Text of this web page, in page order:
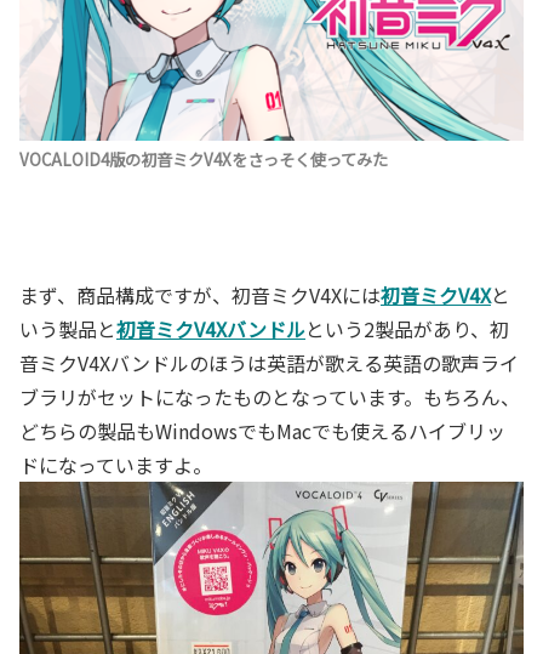
VOCALOID4版の初音ミクV4Xをさっそく使ってみた
まず、商品構成ですが、初音ミクV4Xには初音ミクV4Xと
いう製品と初音ミクV4Xバンドルという2製品があり、初
音ミクV4Xバンドルのほうは英語が歌える英語の歌声ライ
ブラリがセットになったものとなっています。もちろん、
どちらの製品もWindowsでもMacでも使えるハイブリッ
ドになっていますよ。